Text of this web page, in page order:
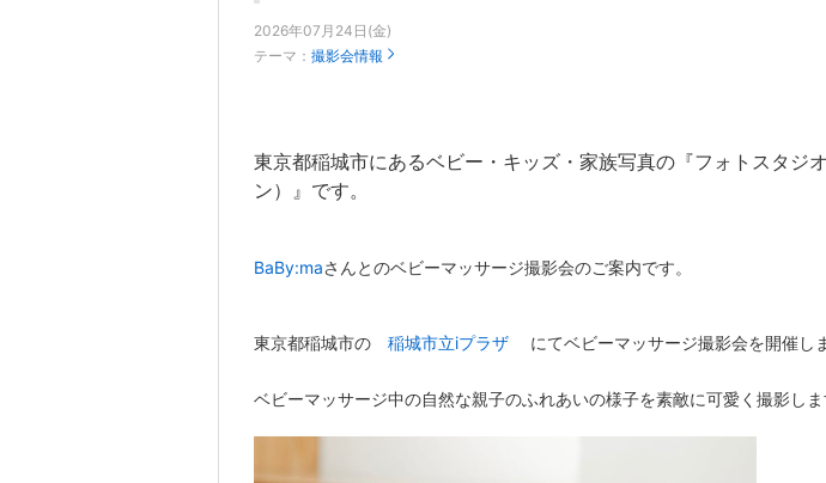
2026年07月24日(金)
テーマ： 撮影会情報
東京都稲城市にあるベビー・キッズ・家族写真の『フォトスタジ
ン）』です。
BaBy:maさんとのベビーマッサージ撮影会のご案内です。
東京都稲城市の 稲城市立iプラザ にてベビーマッサージ撮影会を開催しま
ベビーマッサージ中の自然な親子のふれあいの様子を素敵に可愛く撮影しま